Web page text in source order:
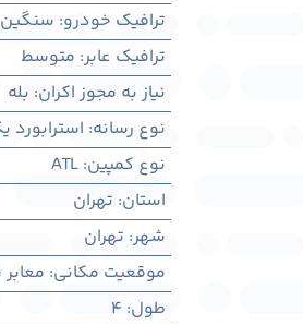
ترافیک خودرو: سنگین
ترافیک عابر: متوسط
نیاز به مجوز اکران: بله
نوع رسانه:
نوع کمپین:
ATL
استان: تهران
شهر: تهران
موقعیت مکانی:
طول:
4